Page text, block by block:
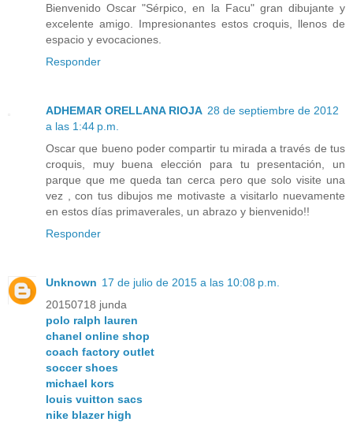
Bienvenido Oscar "Sérpico, en la Facu" gran dibujante y
excelente amigo. Impresionantes estos croquis, llenos de
espacio y evocaciones.
Responder
ADHEMAR ORELLANA RIOJA 28 de septiembre de 2012
a las 1:44 p.m.
Oscar que bueno poder compartir tu mirada a través de tus
croquis, muy buena elección para tu presentación, un
parque que me queda tan cerca pero que solo visite una
vez , con tus dibujos me motivaste a visitarlo nuevamente
en estos días primaverales, un abrazo y bienvenido!!
Responder
Unknown 17 de julio de 2015 a las 10:08 p.m.
20150718 junda
polo ralph lauren
chanel online shop
coach factory outlet
soccer shoes
michael kors
louis vuitton sacs
nike blazer high